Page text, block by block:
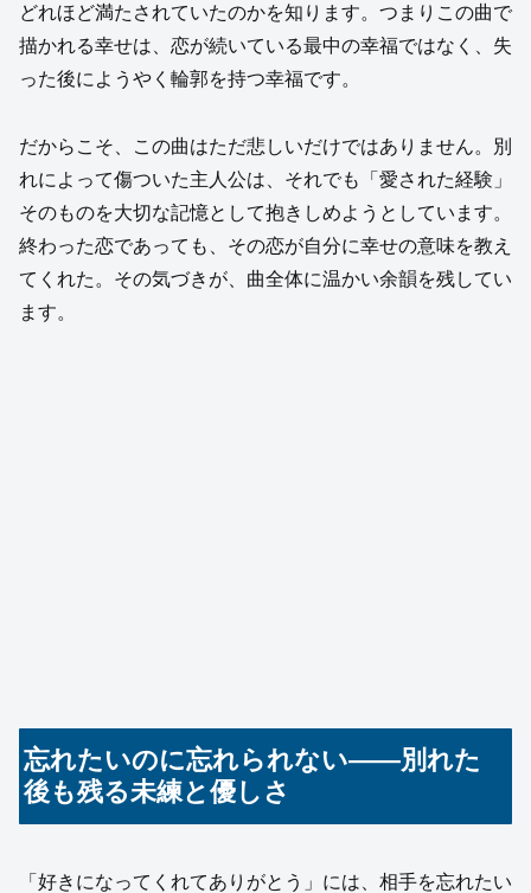
どれほど満たされていたのかを知ります。つまりこの曲で
描かれる幸せは、恋が続いている最中の幸福ではなく、失
った後にようやく輪郭を持つ幸福です。
だからこそ、この曲はただ悲しいだけではありません。別
れによって傷ついた主人公は、それでも「愛された経験」
そのものを大切な記憶として抱きしめようとしています。
終わった恋であっても、その恋が自分に幸せの意味を教え
てくれた。その気づきが、曲全体に温かい余韻を残してい
ます。
忘れたいのに忘れられない——別れた
後も残る未練と優しさ
「好きになってくれてありがとう」には、相手を忘れたい